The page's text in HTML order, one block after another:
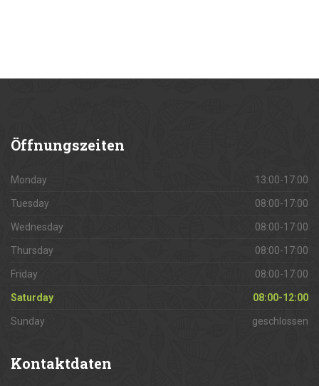
Öffnungszeiten
Monday 13:00-17:00
Tuesday 08:00-17:00
Wednesday 08:00-17:00
Thursday 08:00-17:00
Friday 08:00-17:00
Saturday 08:00-12:00
Sunday geschlossen
Kontaktdaten